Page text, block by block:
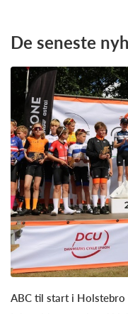
De seneste
ABC til start i